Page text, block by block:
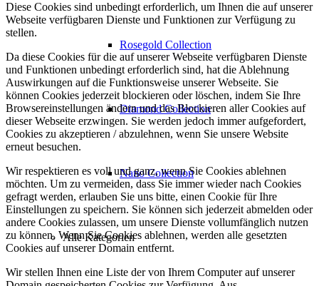
Rosegold Collection
Diamond Collection
Nano Collection
Alle Kategorien
Diese Cookies sind unbedingt erforderlich, um Ihnen die auf unserer
Webseite verfügbaren Dienste und Funktionen zur Verfügung zu
stellen.
Da diese Cookies für die auf unserer Webseite verfügbaren Dienste
und Funktionen unbedingt erforderlich sind, hat die Ablehnung
Auswirkungen auf die Funktionsweise unserer Webseite. Sie
können Cookies jederzeit blockieren oder löschen, indem Sie Ihre
Browsereinstellungen ändern und das Blockieren aller Cookies auf
dieser Webseite erzwingen. Sie werden jedoch immer aufgefordert,
Cookies zu akzeptieren / abzulehnen, wenn Sie unsere Website
erneut besuchen.
Wir respektieren es voll und ganz, wenn Sie Cookies ablehnen
möchten. Um zu vermeiden, dass Sie immer wieder nach Cookies
gefragt werden, erlauben Sie uns bitte, einen Cookie für Ihre
Einstellungen zu speichern. Sie können sich jederzeit abmelden oder
andere Cookies zulassen, um unsere Dienste vollumfänglich nutzen
zu können. Wenn Sie Cookies ablehnen, werden alle gesetzten
Cookies auf unserer Domain entfernt.
Wir stellen Ihnen eine Liste der von Ihrem Computer auf unserer